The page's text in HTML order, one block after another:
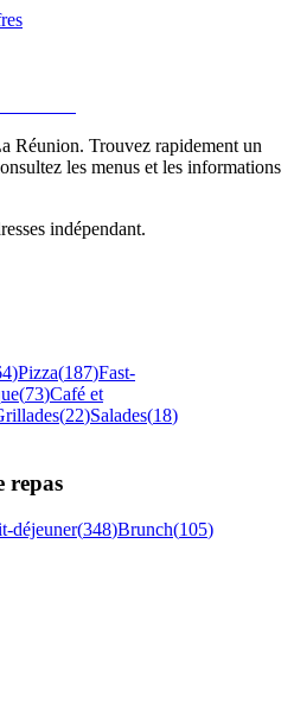
Réunion. Trouvez rapidement un
les menus et les informations
indépendant.
)Pizza(187)Fast-
(73)Café et
(22)Salades(18)
repas
déjeuner(348)Brunch(105)